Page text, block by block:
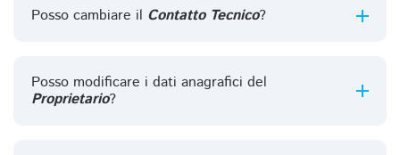
Posso cambiare il Contatto Tecnico?
Posso modificare i dati anagrafici del
Proprietario?